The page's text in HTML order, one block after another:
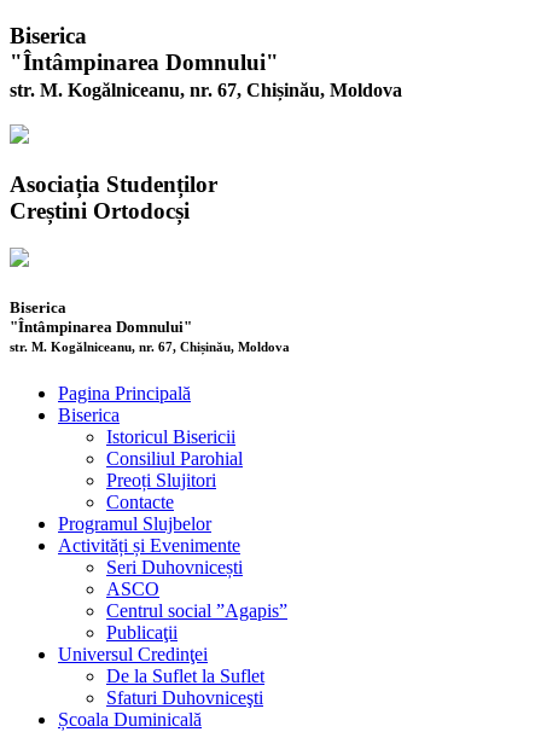
Biserica
"Întâmpinarea Domnului"
str. M. Kogălniceanu, nr. 67, Chișinău, Moldova
Asociația Studenților
Creștini Ortodocși
Biserica
"Întâmpinarea Domnului"
str. M. Kogălniceanu, nr. 67, Chișinău, Moldova
Pagina Principală
Biserica
Istoricul Bisericii
Consiliul Parohial
Preoți Slujitori
Contacte
Programul Slujbelor
Activități și Evenimente
Seri Duhovnicești
ASCO
Centrul social ”Agapis”
Publicaţii
Universul Credinţei
De la Suflet la Suflet
Sfaturi Duhovniceşti
Școala Duminicală